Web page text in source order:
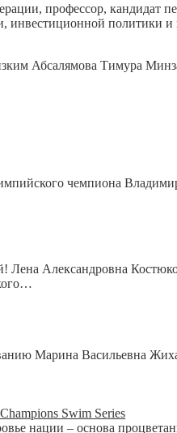
профессор, кандидат
политики и
Абсалямова Тимура
чемпиона
Александровна
Марина Васильевна
Swim Series
нации – основа